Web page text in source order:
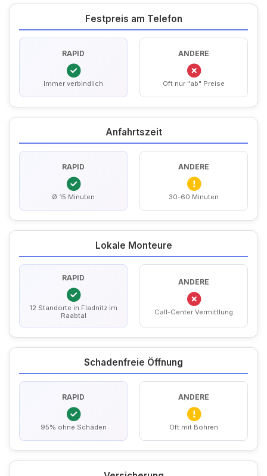
Festpreis am Telefon
RAPID
Immer verbindlich
ANDERE
Oft nur "ab" Preise
Anfahrtszeit
RAPID
Ø 15 Minuten
ANDERE
30-60 Minuten
Lokale Monteure
RAPID
12 Standorte in Fladnitz im
Raabtal
ANDERE
Call-Center Vermittlung
Schadenfreie Öffnung
RAPID
95% ohne Schäden
ANDERE
Oft mit Bohren